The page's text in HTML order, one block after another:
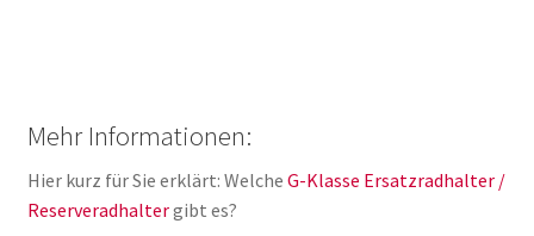
Mehr Informationen:
Hier kurz für Sie erklärt: Welche G-Klasse Ersatzradhalter /
Reserveradhaltergibt es?